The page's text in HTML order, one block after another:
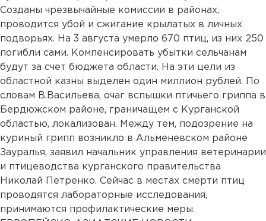
Созданы чрезвычайные комиссии в районах,
проводится убой и сжигание крылатых в личных
подворьях. На 3 августа умерло 670 птиц, из них 250
погибли сами. Компенсировать убытки сельчанам
будут за счет бюджета области. На эти цели из
областной казны выделен один миллион рублей. По
словам В.Васильева, очаг вспышки птичьего гриппа в
Бердюжском районе, граничащем с Курганской
областью, локализован. Между тем, подозрение на
куриный грипп возникло в Альменевском районе
Зауралья, заявил начальник управления ветеринарии
и птицеводства курганского правительства
Николай Петренко. Сейчас в местах смерти птиц
проводятся лабораторные исследования,
принимаются профилактические меры.